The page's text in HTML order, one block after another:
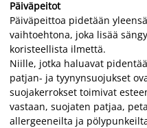
Päiväpeitot
Päiväpeittoa pidetään
vaihtoehtona, joka lisää
koristeellista ilmettä.
Niille, jotka haluavat
patjan- ja tyynynsuojukset
suojakerrokset toimivat
vastaan, suojaten patjaa,
allergeeneilta ja